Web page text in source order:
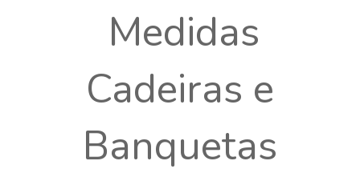
Medidas
Cadeiras e
Banquetas